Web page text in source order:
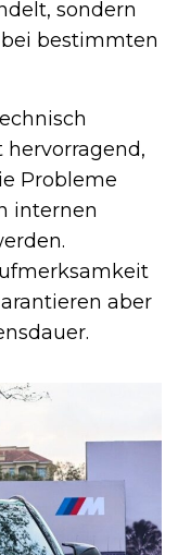
sondern
bestimmten
Probleme
internen
aber